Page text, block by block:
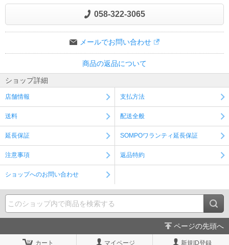
058-322-3065
メールでお問い合わせ
商品の返品について
ショップ詳細
店舗情報 支払方法
送料 配送全般
延長保証 SOMPOワランティ延長保証
注意事項 返品特約
ショップへのお問い合わせ
ページの先頭へ
カート マイページ 新規ID登録